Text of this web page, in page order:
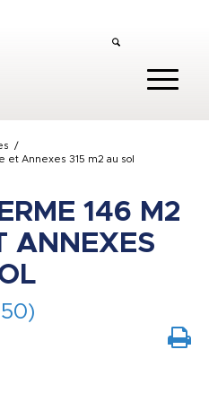
/
et Annexes 315 m2 au sol
146 M2
ANNEXES